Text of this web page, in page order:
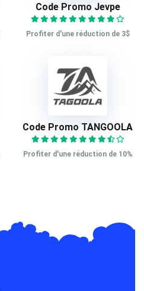
Code Promo Jevpe
Profiter d'une réduction de 3$
Code Promo TANGOOLA
Profiter d'une réduction de 10%